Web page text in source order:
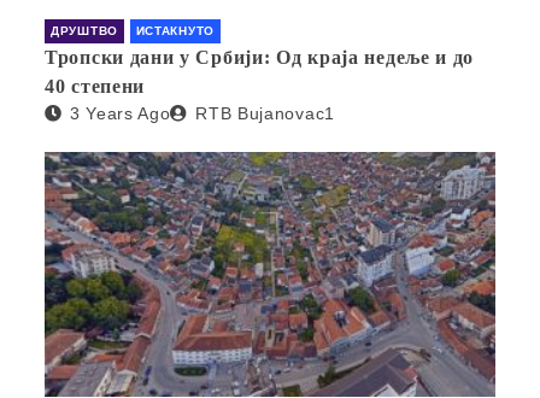
ДРУШТВО ИСТАКНУТО
Тропски дани у Србији: Од краја недеље и до
40 степени
3 Years Ago RTB Bujanovac1